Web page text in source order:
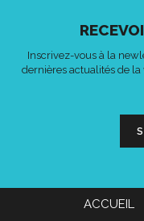
Inscrivez-vous à la
dernières actualités de
ACCUEIL